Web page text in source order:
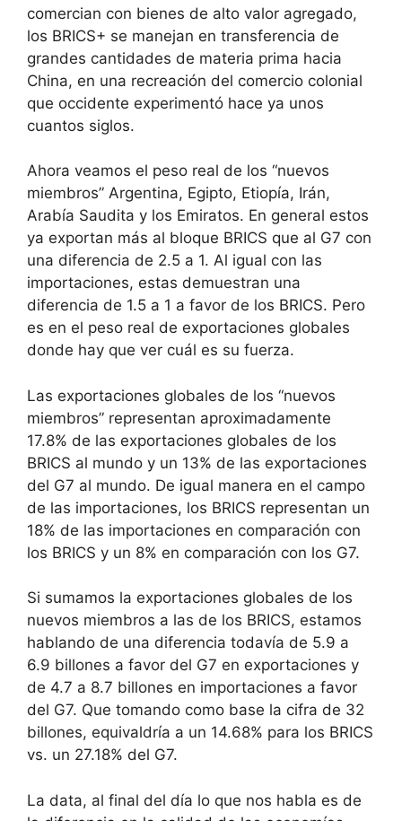
comercian con bienes de alto valor agregado,
los BRICS+ se manejan en transferencia de
grandes cantidades de materia prima hacia
China, en una recreación del comercio colonial
que occidente experimentó hace ya unos
cuantos siglos.
Ahora veamos el peso real de los “nuevos
miembros” Argentina, Egipto, Etiopía, Irán,
Arabía Saudita y los Emiratos. En general estos
ya exportan más al bloque BRICS que al G7 con
una diferencia de 2.5 a 1. Al igual con las
importaciones, estas demuestran una
diferencia de 1.5 a 1 a favor de los BRICS. Pero
es en el peso real de exportaciones globales
donde hay que ver cuál es su fuerza.
Las exportaciones globales de los “nuevos
miembros” representan aproximadamente
17.8% de las exportaciones globales de los
BRICS al mundo y un 13% de las exportaciones
del G7 al mundo. De igual manera en el campo
de las importaciones, los BRICS representan un
18% de las importaciones en comparación con
los BRICS y un 8% en comparación con los G7.
Si sumamos la exportaciones globales de los
nuevos miembros a las de los BRICS, estamos
hablando de una diferencia todavía de 5.9 a
6.9 billones a favor del G7 en exportaciones y
de 4.7 a 8.7 billones en importaciones a favor
del G7. Que tomando como base la cifra de 32
billones, equivaldría a un 14.68% para los BRICS
vs. un 27.18% del G7.
La data, al final del día lo que nos habla es de